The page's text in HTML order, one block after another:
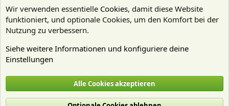
Cookies
Deutsch (Du)
Wir verwenden essentielle Cookies, damit diese Website
funktioniert, und optionale Cookies, um den Komfort bei der
Nutzung zu verbessern.
Siehe weitere Informationen und konfiguriere deine
Einstellungen
Alle Cookies akzeptieren